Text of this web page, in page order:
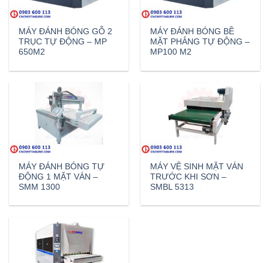
MÁY ĐÁNH BÓNG GỖ 2
TRỤC TỰ ĐỘNG – MP
650M2
MÁY ĐÁNH BÓNG BỀ
MẶT PHẲNG TỰ ĐỘNG –
MP100 M2
MÁY ĐÁNH BÓNG TỰ
ĐỘNG 1 MẶT VÁN –
SMM 1300
MÁY VỆ SINH MẶT VÁN
TRƯỚC KHI SƠN –
SMBL 5313